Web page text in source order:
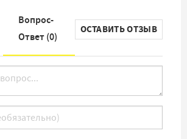
Вопрос-
Ответ (0)
ОСТАВИТЬ ОТЗЫВ